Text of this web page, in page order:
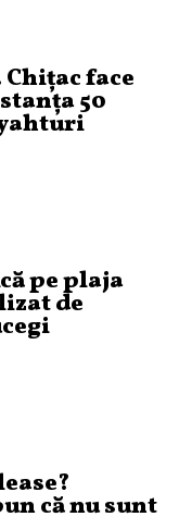
face
50
pe plaja
de
că nu sunt